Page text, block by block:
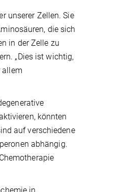
unserer Zellen. Sie
die sich
in der Zelle zu
„Dies ist wichtig,
allem
könnten
auf verschiedene
abhängig.